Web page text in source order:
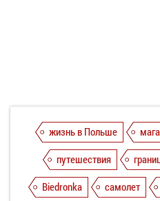
жизнь в Польше
путешествия
Biedronka
самолет